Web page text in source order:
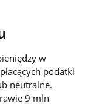
w
podatki
neutralne.
9 mln